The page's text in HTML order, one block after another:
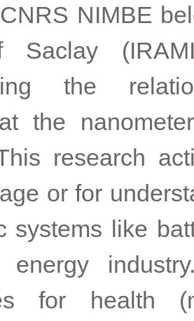
NIMBE
Saclay
the
the
research
or for
systems like
energy
for health